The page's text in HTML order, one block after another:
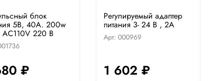
блок
5В, 40А. 200w
AC110V 220 В
₽
Регулируемый адаптер
питания 3- 24 В , 2A
Арт: 000969
1 602 ₽